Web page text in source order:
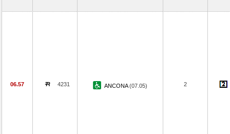
06.57 4231 ANCONA(07.05) 2